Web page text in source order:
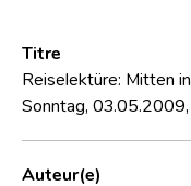
Équipe scientifique
Contact
Titre
Reiselektüre: Mitten
Sonntag,
Auteur(e)